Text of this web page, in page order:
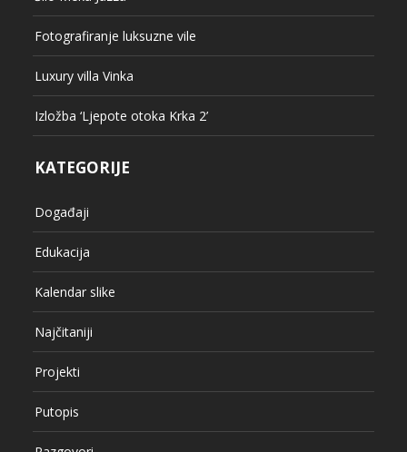
Fotografiranje luksuzne vile
Luxury villa Vinka
Izložba ‘Ljepote otoka Krka 2’
KATEGORIJE
Događaji
Edukacija
Kalendar slike
Najčitaniji
Projekti
Putopis